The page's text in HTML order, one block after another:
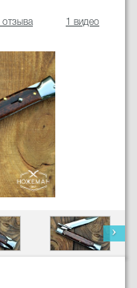
отзыва 1 видео